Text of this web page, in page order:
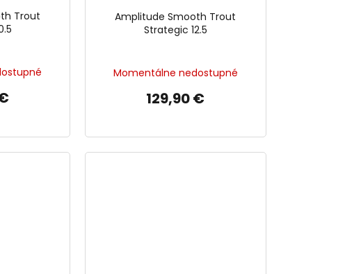
Trout
Amplitude Smooth Trout
Strategic 12.5
Momentálne nedostupné
129,90 €